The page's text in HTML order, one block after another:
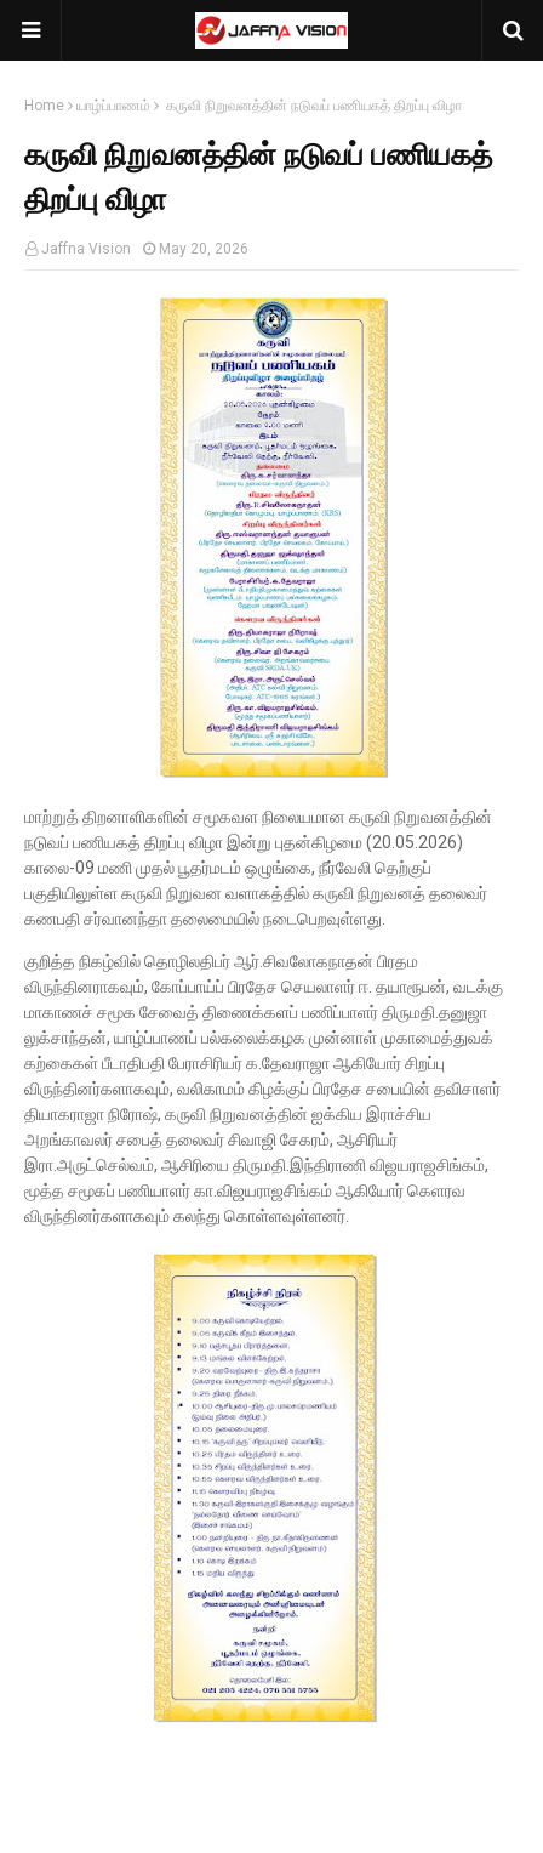
Home யாழ்ப்பாணம் கருவி நிறுவனத்தின் நடுவப் பணியகத் திறப்பு விழா
கருவி நிறுவனத்தின் நடுவப் பணியகத்
திறப்பு விழா
Jaffna Vision May 20, 2026
மாற்றுத் திறனாளிகளின் சமூகவள நிலையமான கருவி நிறுவனத்தின்
நடுவப் பணியகத் திறப்பு விழா இன்று புதன்கிழமை (20.05.2026)
காலை-09 மணி முதல் பூதர்மடம் ஒழுங்கை, நீர்வேலி தெற்குப்
பகுதியிலுள்ள கருவி நிறுவன வளாகத்தில் கருவி நிறுவனத் தலைவர்
கணபதி சர்வானந்தா தலைமையில் நடைபெறவுள்ளது.
குறித்த நிகழ்வில் தொழிலதிபர் ஆர்.சிவலோகநாதன் பிரதம
விருந்தினராகவும், கோப்பாய்ப் பிரதேச செயலாளர் ஈ. தயாரூபன், வடக்கு
மாகாணச் சமூக சேவைத் திணைக்களப் பணிப்பாளர் திருமதி.தனுஜா
லுக்சாந்தன், யாழ்ப்பாணப் பல்கலைக்கழக முன்னாள் முகாமைத்துவக்
கற்கைகள் பீடாதிபதி பேராசிரியர் க.தேவராஜா ஆகியோர் சிறப்பு
விருந்தினர்களாகவும், வலிகாமம் கிழக்குப் பிரதேச சபையின் தவிசாளர்
தியாகராஜா நிரோஷ், கருவி நிறுவனத்தின் ஐக்கிய இராச்சிய
அறங்காவலர் சபைத் தலைவர் சிவாஜி சேகரம், ஆசிரியர்
இரா.அருட்செல்வம், ஆசிரியை திருமதி.இந்திராணி விஜயராஜசிங்கம்,
மூத்த சமூகப் பணியாளர் கா.விஜயராஜசிங்கம் ஆகியோர் கெளரவ
விருந்தினர்களாகவும் கலந்து கொள்ளவுள்ளனர்.